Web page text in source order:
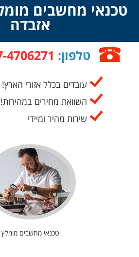
טכנאי מחשבים
אזבדה
טלפון:
עובדים בכלל אזורי הארץ!
השוואת מחירים במהירות!
שירות מהיר ומיידי
טכנאי מחשבים מומלץ